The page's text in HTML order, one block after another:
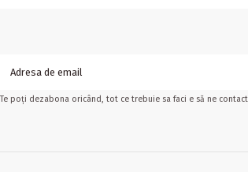
Te poți dezabona oricând, tot ce trebuie sa faci e să ne